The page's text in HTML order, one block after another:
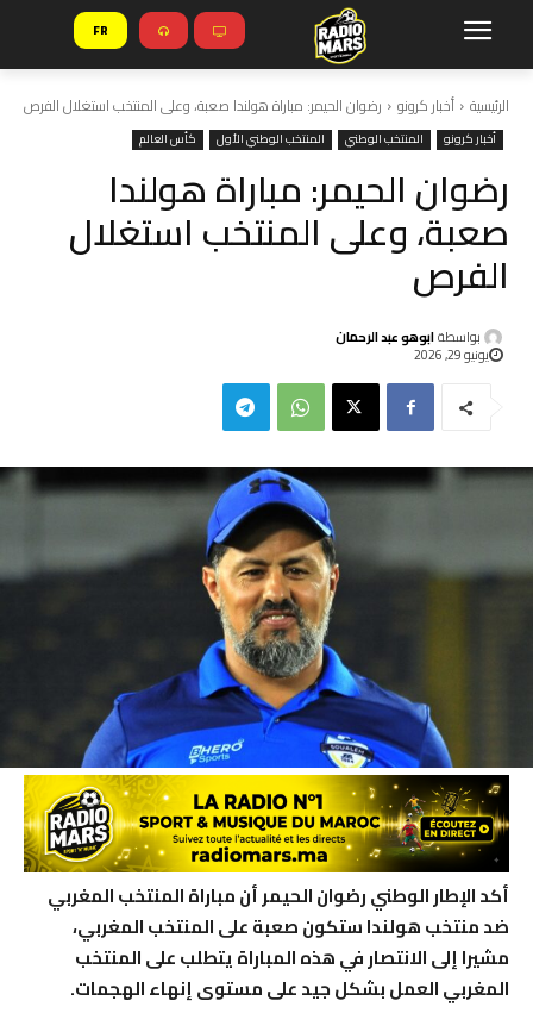
FR
الرئيسية أخبار كرونو رضوان الحيمر: مباراة هولندا صعبة، وعلى المنتخب استغلال الفرص
أخبار كرونو المنتخب الوطني المنتخب الوطني الأول كأس العالم
رضوان الحيمر: مباراة هولندا
صعبة، وعلى المنتخب استغلال
الفرص
بواسطةابوهو عبد الرحمان
يونيو 29, 2026
أكد الإطار الوطني رضوان الحيمر أن مباراة المنتخب المغربي
ضد منتخب هولندا ستكون صعبة على المنتخب المغربي،
مشيرا إلى الانتصار في هذه المباراة يتطلب على المنتخب
المغربي العمل بشكل جيد على مستوى إنهاء الهجمات.